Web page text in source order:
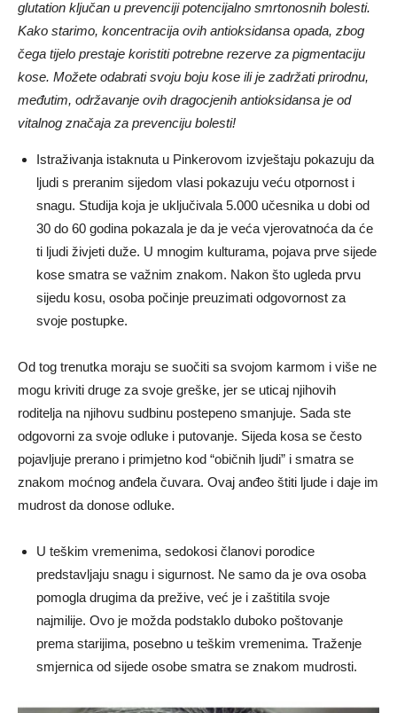
glutation ključan u prevenciji potencijalno smrtonosnih bolesti.
Kako starimo, koncentracija ovih antioksidansa opada, zbog
čega tijelo prestaje koristiti potrebne rezerve za pigmentaciju
kose. Možete odabrati svoju boju kose ili je zadržati prirodnu,
međutim, održavanje ovih dragocjenih antioksidansa je od
vitalnog značaja za prevenciju bolesti!
Istraživanja istaknuta u Pinkerovom izvještaju pokazuju da
ljudi s preranim sijedom vlasi pokazuju veću otpornost i
snagu. Studija koja je uključivala 5.000 učesnika u dobi od
30 do 60 godina pokazala je da je veća vjerovatnoća da će
ti ljudi živjeti duže. U mnogim kulturama, pojava prve sijede
kose smatra se važnim znakom. Nakon što ugleda prvu
sijedu kosu, osoba počinje preuzimati odgovornost za
svoje postupke.
Od tog trenutka moraju se suočiti sa svojom karmom i više ne
mogu kriviti druge za svoje greške, jer se uticaj njihovih
roditelja na njihovu sudbinu postepeno smanjuje. Sada ste
odgovorni za svoje odluke i putovanje. Sijeda kosa se često
pojavljuje prerano i primjetno kod “običnih ljudi” i smatra se
znakom moćnog anđela čuvara. Ovaj anđeo štiti ljude i daje im
mudrost da donose odluke.
U teškim vremenima, sedokosi članovi porodice
predstavljaju snagu i sigurnost. Ne samo da je ova osoba
pomogla drugima da prežive, već je i zaštitila svoje
najmilije. Ovo je možda podstaklo duboko poštovanje
prema starijima, posebno u teškim vremenima. Traženje
smjernica od sijede osobe smatra se znakom mudrosti.